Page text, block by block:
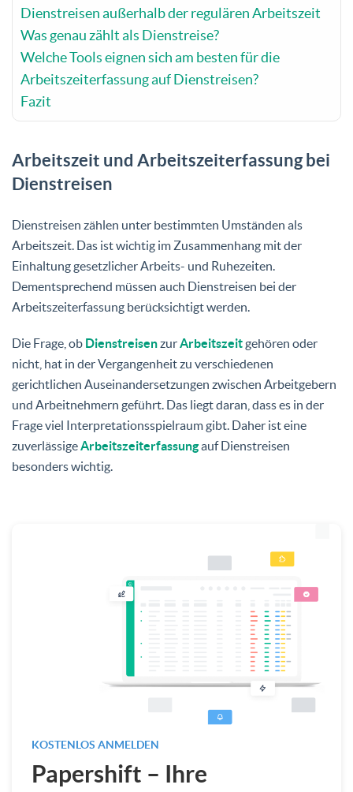
Dienstreisen außerhalb der regulären Arbeitszeit
Was genau zählt als Dienstreise?
Welche Tools eignen sich am besten für die
Arbeitszeiterfassung auf Dienstreisen?
Fazit
Arbeitszeit und Arbeitszeiterfassung bei
Dienstreisen
Dienstreisen zählen unter bestimmten Umständen als
Arbeitszeit. Das ist wichtig im Zusammenhang mit der
Einhaltung gesetzlicher Arbeits- und Ruhezeiten.
Dementsprechend müssen auch Dienstreisen bei der
Arbeitszeiterfassung berücksichtigt werden.
Die Frage, ob DienstreisenzurArbeitszeitgehören oder
nicht, hat in der Vergangenheit zu verschiedenen
gerichtlichen Auseinandersetzungen zwischen Arbeitgebern
und Arbeitnehmern geführt. Das liegt daran, dass es in der
Frage viel Interpretationsspielraum gibt. Daher ist eine
zuverlässigeArbeitszeiterfassungauf Dienstreisen
besonders wichtig.
KOSTENLOS ANMELDEN
Papershift – Ihre